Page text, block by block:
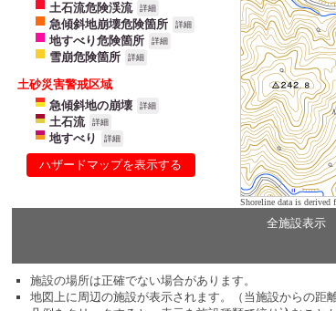
土石流危険渓流
詳細
急傾斜地崩壊危険箇所 詳細
地すべり危険箇所 詳細
雪崩危険箇所 詳細
土砂災害警戒区域
急傾斜地の崩壊
詳細
土石流 詳細
地すべり 詳細
ハザードマップを表示する
Shoreline data is
全施設表示
施設の場所は正確でない場合があります。
地図上に周辺の施設が表示されます。（当施設からの距